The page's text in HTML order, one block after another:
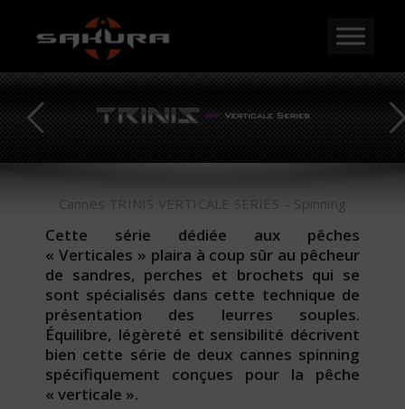
Cannes TRINIS VERTICALE SERIES – Spinning
Cette série dédiée aux pêches
« Verticales » plaira à coup sûr au pêcheur
de sandres, perches et brochets qui se
sont spécialisés dans cette technique de
présentation des leurres souples.
Équilibre, légèreté et sensibilité décrivent
bien cette série de deux cannes spinning
spécifiquement conçues pour la pêche
« verticale ».